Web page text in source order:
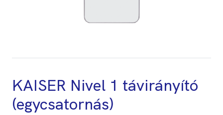
KAISER Nivel 1 távirányító
(egycsatornás)